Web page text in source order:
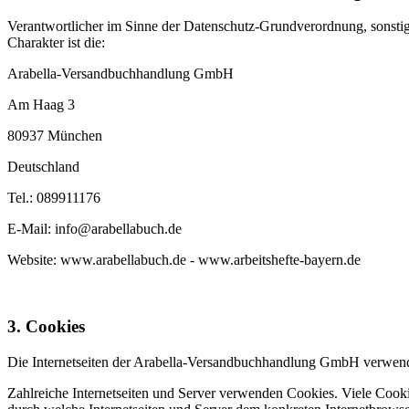
Verantwortlicher im Sinne der Datenschutz-Grundverordnung,
Charakter ist die:
Arabella-Versandbuchhandlung GmbH
Am Haag 3
80937 München
Deutschland
Tel.: 089911176
E-Mail: info@arabellabuch.de
Website: www.arabellabuch.de - www.arbeitshefte-bayern.de
3. Cookies
Die Internetseiten der Arabella-Versandbuchhandlung GmbH
Zahlreiche Internetseiten und Server verwenden Cookies. Viele